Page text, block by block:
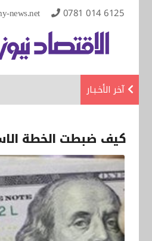
news.net 0781 014 6125
آخر الأخـبـار
كيف ضبطت الخطة